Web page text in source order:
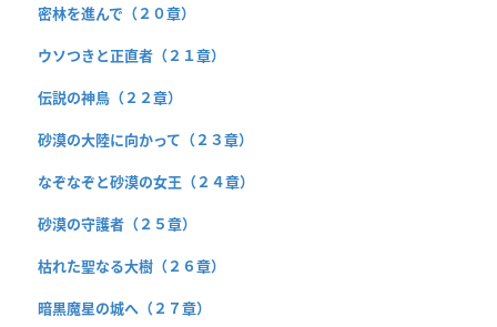
密林を進んで（２０章）
ウソつきと正直者（２１章）
伝説の神鳥（２２章）
砂漠の大陸に向かって（２３章）
なぞなぞと砂漠の女王（２４章）
砂漠の守護者（２５章）
枯れた聖なる大樹（２６章）
暗黒魔星の城へ（２７章）